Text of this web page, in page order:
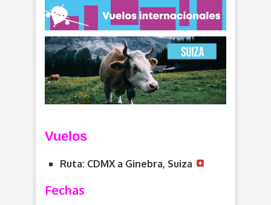
Vuelos
Ruta: CDMX a Ginebra, Suiza
Fechas